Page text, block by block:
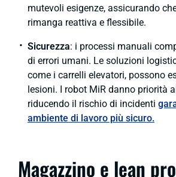
mutevoli esigenze, assicurando
rimanga reattiva e flessibile.
Sicurezza: i processi manuali
di errori umani. Le soluzioni
come i carrelli elevatori, possono
lesioni. I robot MiR danno priorità
riducendo il rischio di incidenti
ambiente di lavoro più sicuro.
Magazzino e lean